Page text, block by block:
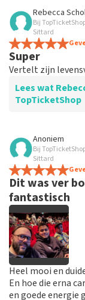
Beoordeling van
Goed
Op tijd de
Rebecca
Bij
Sittard
Super
Vertelt zijn
Lees wat
TopTicketShop
Beoordeling van
Goed
Perfect
Anoniem
Bij
Sittard
Dit was ver
fantastisch
Heel mooi en
En hoe die erna
en goede energie